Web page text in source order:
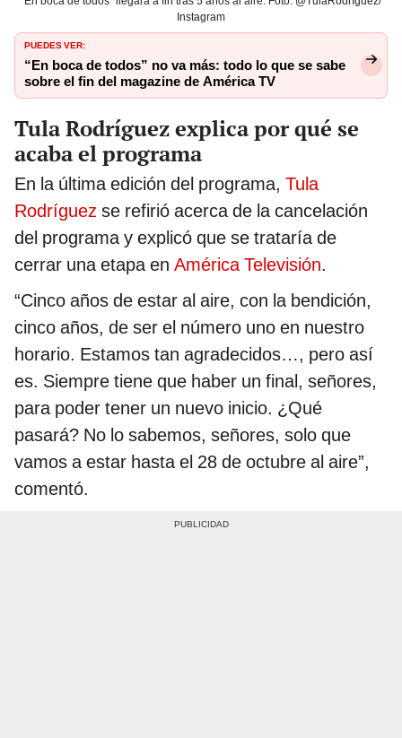
Instagram
PUEDES VER:
“En boca de todos” no va más: todo lo que se sabe
sobre el fin del magazine de América TV
Tula Rodríguez explica por qué se
acaba el programa
En la última edición del programa, Tula
Rodríguez se refirió acerca de la cancelación
del programa y explicó que se trataría de
cerrar una etapa en América Televisión.
“Cinco años de estar al aire, con la bendición,
cinco años, de ser el número uno en nuestro
horario. Estamos tan agradecidos…, pero así
es. Siempre tiene que haber un final, señores,
para poder tener un nuevo inicio. ¿Qué
pasará? No lo sabemos, señores, solo que
vamos a estar hasta el 28 de octubre al aire”,
comentó.